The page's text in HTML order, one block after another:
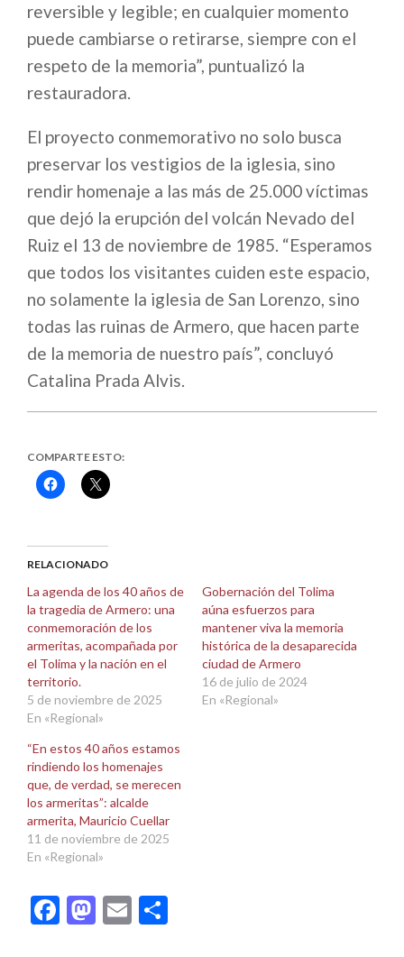
reversible y legible; en cualquier momento
puede cambiarse o retirarse, siempre con el
respeto de la memoria”, puntualizó la
restauradora.
El proyecto conmemorativo no solo busca
preservar los vestigios de la iglesia, sino
rendir homenaje a las más de 25.000 víctimas
que dejó la erupción del volcán Nevado del
Ruiz el 13 de noviembre de 1985. “Esperamos
que todos los visitantes cuiden este espacio,
no solamente la iglesia de San Lorenzo, sino
todas las ruinas de Armero, que hacen parte
de la memoria de nuestro país”, concluyó
Catalina Prada Alvis.
COMPARTE ESTO:
Haz
clic
(Se
abre
una
ventana
nueva)
Haz
clic
(Se
abre
una
ventana
nueva)
RELACIONADO
La agenda de los 40 años de
la tragedia de Armero: una
conmemoración de los
armeritas, acompañada por
el Tolima y la nación en el
territorio.
5 de noviembre de 2025
En «Regional»
Gobernación del Tolima
aúna esfuerzos para
mantener viva la memoria
histórica de la desaparecida
ciudad de Armero
16 de julio de 2024
En «Regional»
“En estos 40 años estamos
rindiendo los homenajes
que, de verdad, se merecen
los armeritas”: alcalde
armerita, Mauricio Cuellar
11 de noviembre de 2025
En «Regional»
Facebook
Mastodon
Email